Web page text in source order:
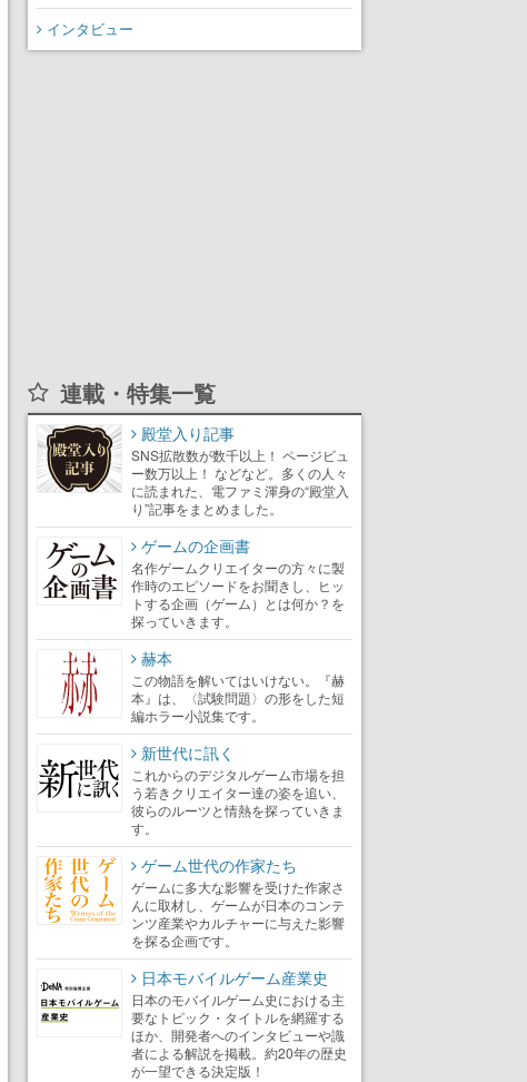
インタビュー
連載・特集一覧
殿堂入り記事
SNS拡散数が数千以上！ ページビュ
ー数万以上！ などなど。多くの人々
に読まれた、電ファミ渾身の“殿堂入
り”記事をまとめました。
ゲームの企画書
名作ゲームクリエイターの方々に製
作時のエピソードをお聞きし、ヒッ
トする企画（ゲーム）とは何か？を
探っていきます。
赫本
この物語を解いてはいけない。『赫
本』は、〈試験問題〉の形をした短
編ホラー小説集です。
新世代に訊く
これからのデジタルゲーム市場を担
う若きクリエイター達の姿を追い、
彼らのルーツと情熱を探っていきま
す。
ゲーム世代の作家たち
ゲームに多大な影響を受けた作家さ
んに取材し、ゲームが日本のコンテ
ンツ産業やカルチャーに与えた影響
を探る企画です。
日本モバイルゲーム産業史
日本のモバイルゲーム史における主
要なトピック・タイトルを網羅する
ほか、開発者へのインタビューや識
者による解説を掲載。約20年の歴史
が一望できる決定版！